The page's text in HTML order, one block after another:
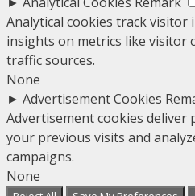
Analytical cookies track
insights on metrics like visitor
traffic sources.
None
► Advertisement Cookies
Advertisement cookies deliver
your previous visits and
campaigns.
None